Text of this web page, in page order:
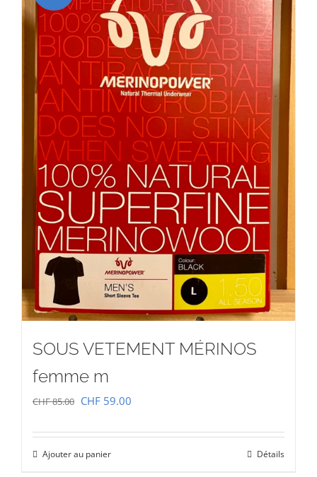
SOUS VETEMENT MÉRINOS
femme m
CHF85.00 Le
était :
CHF 59.00
Ajouter au panier Détails